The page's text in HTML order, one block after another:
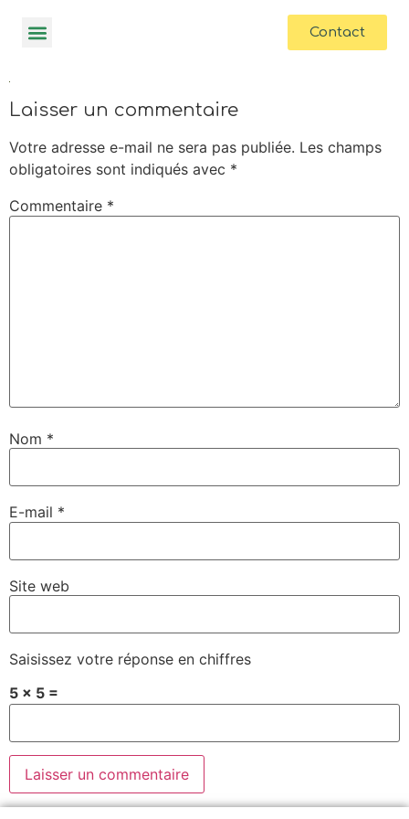
principal
Contact
Laisser un commentaire
Votre adresse e-mail ne sera pas publiée. Les champs
obligatoires sont indiqués avec *
Commentaire *
Nom *
E-mail *
Site web
Saisissez votre réponse en chiffres
5 × 5 =